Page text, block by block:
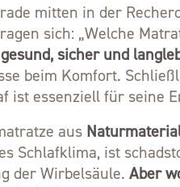
mitten in der
sich: „Welche
gesund, sicher und
beim Komfort.
ist essenziell für seine
aus
Schlafklima, ist
der Wirbelsäule. Aber